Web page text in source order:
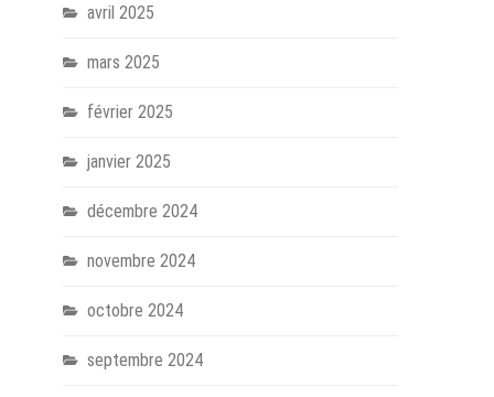
avril 2025
mars 2025
février 2025
janvier 2025
décembre 2024
novembre 2024
octobre 2024
septembre 2024